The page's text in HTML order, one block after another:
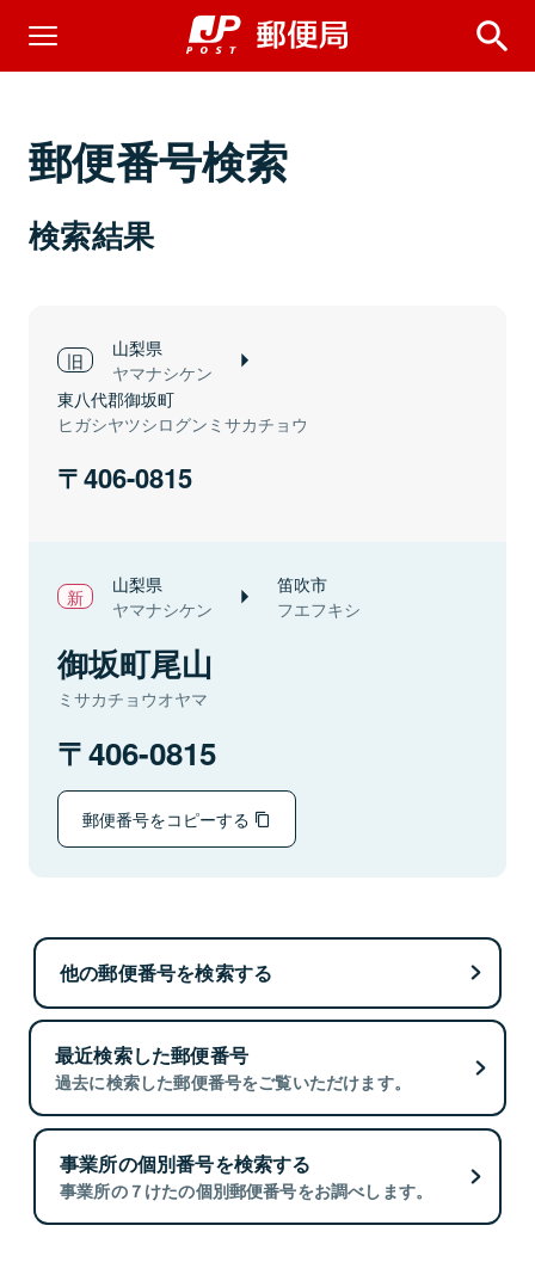
郵便番号検索
検索結果
山梨県
ヤマナシケン
東八代郡御坂町
ヒガシヤツシログンミサカチョウ
406-0815
山梨県
ヤマナシケン
笛吹市
フエフキシ
御坂町尾山
ミサカチョウオヤマ
406-0815
郵便番号をコピーする
他の郵便番号を検索する
最近検索した郵便番号
過去に検索した郵便番号をご覧いただけます。
事業所の個別番号を検索する
事業所の７けたの個別郵便番号をお調べします。